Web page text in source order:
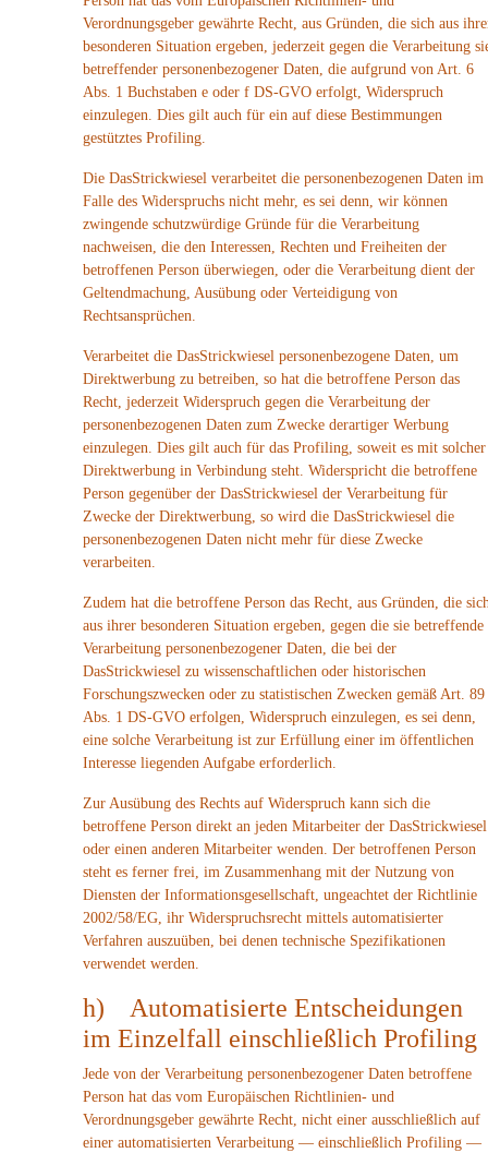
Verordnungsgeber gewährte Recht, aus Gründen, die sich aus
besonderen Situation ergeben, jederzeit gegen die Verarbeitung
betreffender personenbezogener Daten, die aufgrund von Art. 6
Abs. 1 Buchstaben e oder f DS-GVO erfolgt, Widerspruch
einzulegen. Dies gilt auch für ein auf diese Bestimmungen
gestütztes Profiling.
Die DasStrickwiesel verarbeitet die personenbezogenen Daten im
Falle des Widerspruchs nicht mehr, es sei denn, wir können
zwingende schutzwürdige Gründe für die Verarbeitung
nachweisen, die den Interessen, Rechten und Freiheiten der
betroffenen Person überwiegen, oder die Verarbeitung dient der
Geltendmachung, Ausübung oder Verteidigung von
Rechtsansprüchen.
Verarbeitet die DasStrickwiesel personenbezogene Daten, um
Direktwerbung zu betreiben, so hat die betroffene Person das
Recht, jederzeit Widerspruch gegen die Verarbeitung der
personenbezogenen Daten zum Zwecke derartiger Werbung
einzulegen. Dies gilt auch für das Profiling, soweit es mit solcher
Direktwerbung in Verbindung steht. Widerspricht die betroffene
Person gegenüber der DasStrickwiesel der Verarbeitung für
Zwecke der Direktwerbung, so wird die DasStrickwiesel die
personenbezogenen Daten nicht mehr für diese Zwecke
verarbeiten.
Zudem hat die betroffene Person das Recht, aus Gründen, die
aus ihrer besonderen Situation ergeben, gegen die sie betreffende
Verarbeitung personenbezogener Daten, die bei der
DasStrickwiesel zu wissenschaftlichen oder historischen
Forschungszwecken oder zu statistischen Zwecken gemäß Art. 89
Abs. 1 DS-GVO erfolgen, Widerspruch einzulegen, es sei denn,
eine solche Verarbeitung ist zur Erfüllung einer im öffentlichen
Interesse liegenden Aufgabe erforderlich.
Zur Ausübung des Rechts auf Widerspruch kann sich die
betroffene Person direkt an jeden Mitarbeiter der DasStrickwiesel
oder einen anderen Mitarbeiter wenden. Der betroffenen Person
steht es ferner frei, im Zusammenhang mit der Nutzung von
Diensten der Informationsgesellschaft, ungeachtet der Richtlinie
2002/58/EG, ihr Widerspruchsrecht mittels automatisierter
Verfahren auszuüben, bei denen technische Spezifikationen
verwendet werden.
h) Automatisierte Entscheidungen
im Einzelfall einschließlich Profiling
Jede von der Verarbeitung personenbezogener Daten betroffene
Person hat das vom Europäischen Richtlinien- und
Verordnungsgeber gewährte Recht, nicht einer ausschließlich auf
einer automatisierten Verarbeitung — einschließlich Profiling —